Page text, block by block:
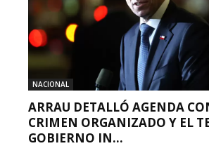
NACIONAL
ARRAU DETALLÓ AGENDA
CRIMEN ORGANIZADO Y EL
GOBIERNO IN...